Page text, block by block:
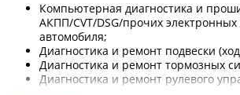
Компьютерная диагностика и
АКПП/CVT/DSG/прочих электронных
автомобиля;
Диагностика и ремонт подвески
Диагностика и ремонт тормозных
Диагностика и ремонт рулевого